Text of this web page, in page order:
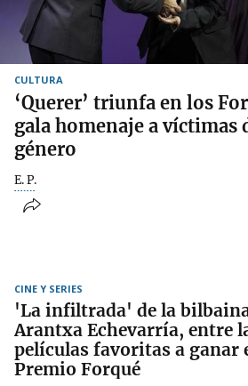
CULTURA
‘Querer’ triunfa en los
gala homenaje a víctimas
género
E. P.
CINE Y SERIES
'La infiltrada' de la
Arantxa Echevarría, entre
películas favoritas a ganar
Premio Forqué